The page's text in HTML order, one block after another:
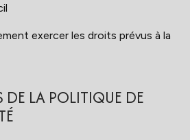
exercer les droits prévus à la
LA POLITIQUE DE